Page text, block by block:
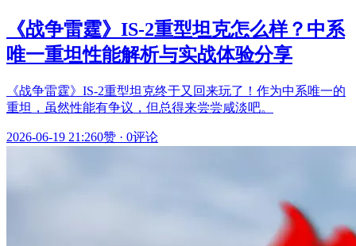
《战争雷霆》IS-2重型坦克怎么样？中系
唯一重坦性能解析与实战体验分享
《战争雷霆》IS-2重型坦克终于又回来玩了！作为中系唯一的
重坦，虽然性能有争议，但总得来尝尝咸淡吧。
2026-06-19 21:260赞 · 0评论